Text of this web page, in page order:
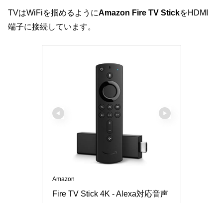
TVはWiFiを掴めるようにAmazon Fire TV StickをHDMI
端子に接続しています。
Amazon
Fire TV Stick 4K - Alexa対応音声